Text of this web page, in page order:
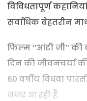
विविधतापूर्ण
सर्वाधिक बेहतरीन
फिल्म ‘‘आंटी जी’’
दिन की जीवनचर्या
60 वर्षीय विधवा
नजर आ रही हैं.